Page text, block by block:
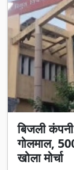
बिजली
गोलमाल,
खोला मोर्चा